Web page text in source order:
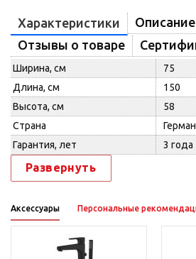
Характеристики
Описание
Отзывы о товаре
Ширина, см
75
Длина, см
150
Высота, см
58
Страна
Гарантия, лет
3 года
Развернуть
Аксессуары Персональные